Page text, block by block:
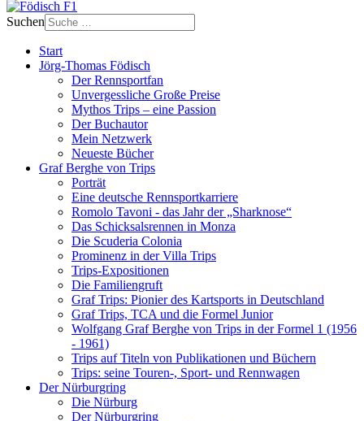
Suchen
Start
Jörg-Thomas Födisch
Der Rennsportfan
Unvergessliche Große Preise
Mythos Trips – eine Passion
Der Buchautor
Mein Netzwerk
Neueste Bücher
Graf Berghe von Trips
Porträt
Eine deutsche Rennsportkarriere
Romolo Tavoni - das Jahr der „Sharknose“
Das Schicksalsrennen in Monza
Die Scuderia Colonia
Prominenz in der Villa Trips
Trips-Expositionen
Die Familiengruft
Graf Trips: Pionier des Kartsports in Deutschland
Graf Trips, TCA und die Formel Junior
Wolfgang Graf Berghe von Trips in der Formel 1 (1956
- 1961)
Trips auf Titeln von Publikationen und Büchern
Trips: seine Touren-, Sport- und Rennwagen
Der Nürburgring
Die Nürburg
Der Nürburgring